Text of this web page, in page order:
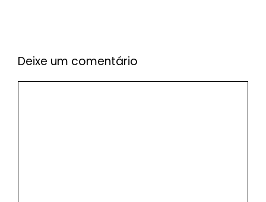
Deixe um comentário